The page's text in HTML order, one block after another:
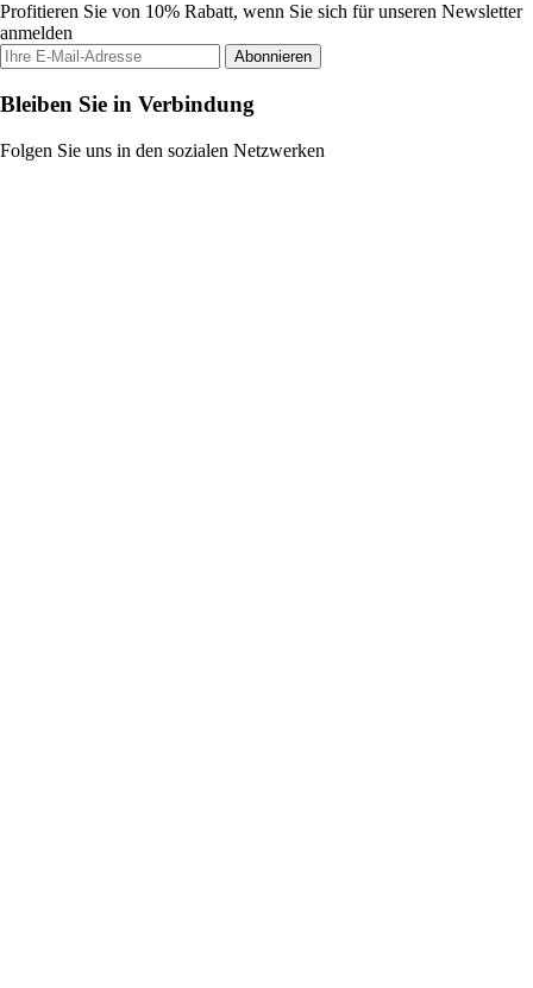
Profitieren Sie von 10% Rabatt, wenn Sie sich für unseren Newsletter
anmelden
Abonnieren
Bleiben Sie in Verbindung
Folgen Sie uns in den sozialen Netzwerken